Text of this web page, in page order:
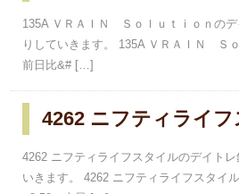
135A ＶＲＡＩＮ Ｓｏｌｕｔｉｏｎの
りしていきます。 135A ＶＲＡＩＮ Ｓ
前日比&# […]
4262 ニフティライ
4262 ニフティライフスタイルのデイト
いきます。 4262 ニフティライフスタイ